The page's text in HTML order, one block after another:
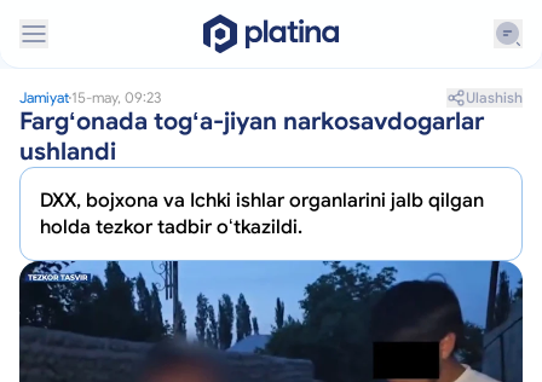
Jamiyat 15-may, 09:23 Ulashish
Fargʻonada togʻa-jiyan narkosavdogarlar
ushlandi
DXX, bojxona va Ichki ishlar organlarini jalb qilgan
holda tezkor tadbir oʻtkazildi.